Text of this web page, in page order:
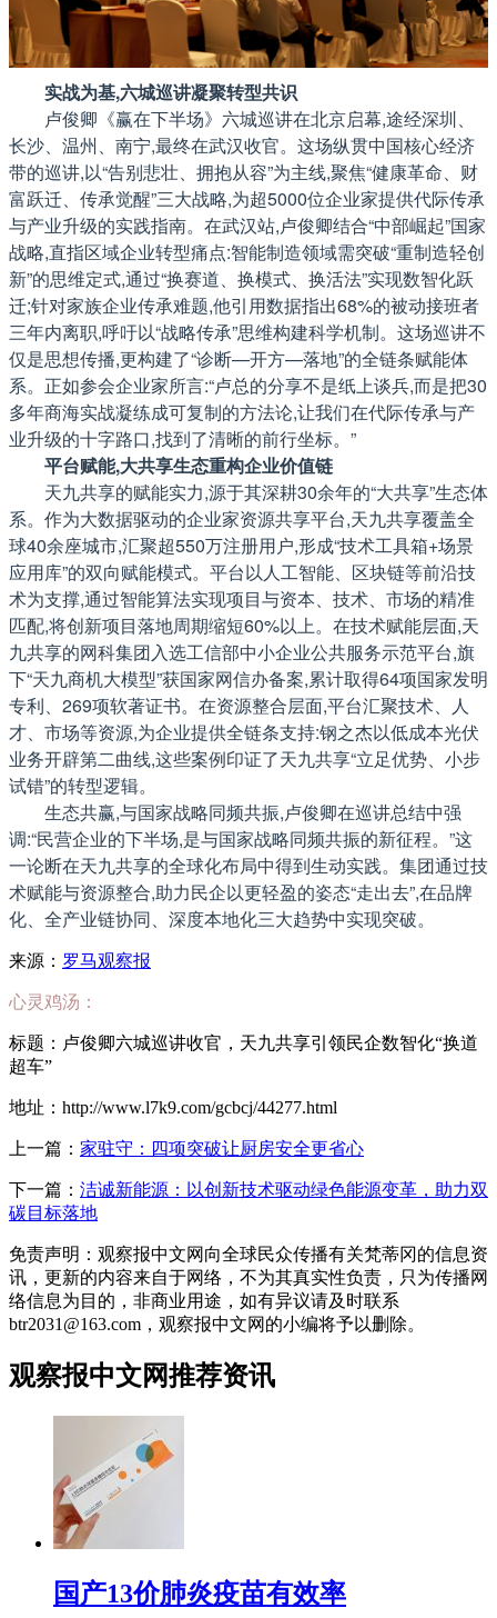
实战为基,六城巡讲凝聚转型共识
卢俊卿《赢在下半场》六城巡讲在北京启幕,途经深圳、
长沙、温州、南宁,最终在武汉收官。这场纵贯中国核心经济
带的巡讲,以“告别悲壮、拥抱从容”为主线,聚焦“健康革命、财
富跃迁、传承觉醒”三大战略,为超5000位企业家提供代际传承
与产业升级的实践指南。在武汉站,卢俊卿结合“中部崛起”国家
战略,直指区域企业转型痛点:智能制造领域需突破“重制造轻创
新”的思维定式,通过“换赛道、换模式、换活法”实现数智化跃
迁;针对家族企业传承难题,他引用数据指出68%的被动接班者
三年内离职,呼吁以“战略传承”思维构建科学机制。这场巡讲不
仅是思想传播,更构建了“诊断—开方—落地”的全链条赋能体
系。正如参会企业家所言:“卢总的分享不是纸上谈兵,而是把30
多年商海实战凝练成可复制的方法论,让我们在代际传承与产
业升级的十字路口,找到了清晰的前行坐标。”
平台赋能,大共享生态重构企业价值链
天九共享的赋能实力,源于其深耕30余年的“大共享”生态体
系。作为大数据驱动的企业家资源共享平台,天九共享覆盖全
球40余座城市,汇聚超550万注册用户,形成“技术工具箱+场景
应用库”的双向赋能模式。平台以人工智能、区块链等前沿技
术为支撑,通过智能算法实现项目与资本、技术、市场的精准
匹配,将创新项目落地周期缩短60%以上。在技术赋能层面,天
九共享的网科集团入选工信部中小企业公共服务示范平台,旗
下“天九商机大模型”获国家网信办备案,累计取得64项国家发明
专利、269项软著证书。在资源整合层面,平台汇聚技术、人
才、市场等资源,为企业提供全链条支持:钢之杰以低成本光伏
业务开辟第二曲线,这些案例印证了天九共享“立足优势、小步
试错”的转型逻辑。
生态共赢,与国家战略同频共振,卢俊卿在巡讲总结中强
调:“民营企业的下半场,是与国家战略同频共振的新征程。”这
一论断在天九共享的全球化布局中得到生动实践。集团通过技
术赋能与资源整合,助力民企以更轻盈的姿态“走出去”,在品牌
化、全产业链协同、深度本地化三大趋势中实现突破。
来源： 罗马观察报
心灵鸡汤：
标题：卢俊卿六城巡讲收官，天九共享引领民企数智化“换道
超车”
地址：http://www.l7k9.com/gcbcj/44277.html
上一篇： 家驻守：四项突破让厨房安全更省心
下一篇： 洁诚新能源：以创新技术驱动绿色能源变革，助力双
碳目标落地
免责声明：观察报中文网向全球民众传播有关梵蒂冈的信息资
讯，更新的内容来自于网络，不为其真实性负责，只为传播网
络信息为目的，非商业用途，如有异议请及时联系
btr2031@163.com，观察报中文网的小编将予以删除。
观察报中文网推荐资讯
国产13价肺炎疫苗有效率